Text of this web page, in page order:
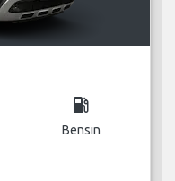
local_gas_station
Bensin